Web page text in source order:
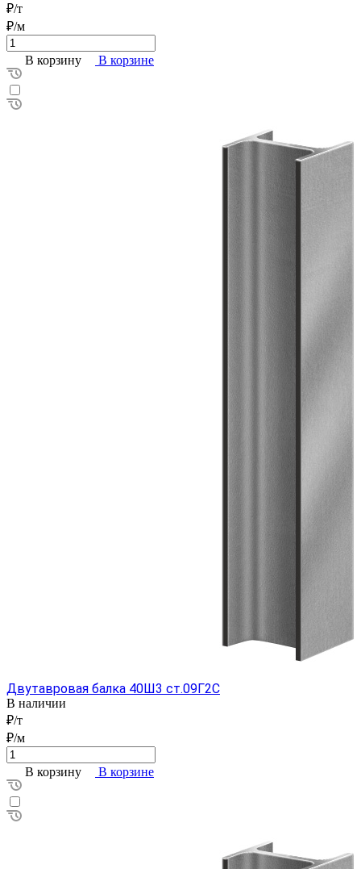
₽/т
₽/м
В корзину В корзине
Двутавровая балка 40Ш3 ст.09Г2С
В наличии
₽/т
₽/м
В корзину В корзине